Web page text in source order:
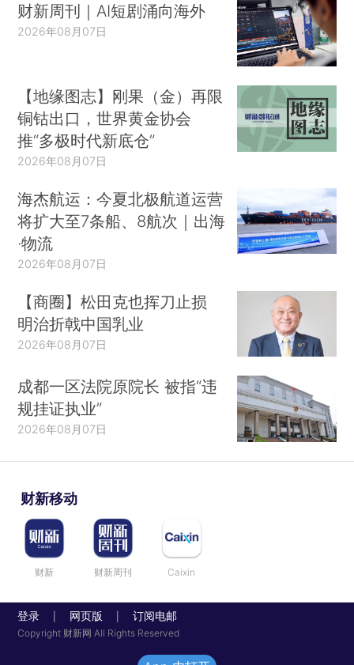
财新周刊｜AI短剧涌向海外
2026年08月07日
【地缘图志】刚果（金）再限
铜钴出口，世界黄金协会
推“多极时代新底仓”
2026年08月07日
海杰航运：今夏北极航道运营
将扩大至7条船、8航次｜出海
·物流
2026年08月07日
【商圈】松田克也挥刀止损
明治折戟中国乳业
2026年08月07日
成都一区法院原院长 被指“违
规挂证执业”
2026年08月07日
财新移动
财新 财新周刊 Caixin
登录 网页版 订阅电邮
Copyright 财新网 All Rights Reserved